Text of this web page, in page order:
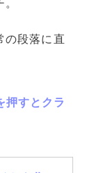
の段落に直
すとクラ